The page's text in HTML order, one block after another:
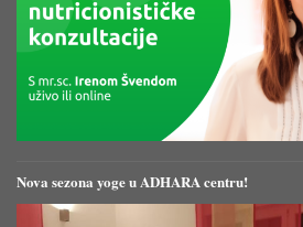
Nova sezona yoge u ADHARA centru!